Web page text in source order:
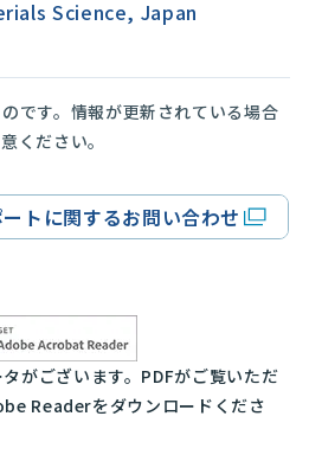
Science, Japan
です。情報が更新されている場合
ください。
トに関するお問い合わせ
がございます。PDFがご覧いただ
Readerをダウンロードくださ